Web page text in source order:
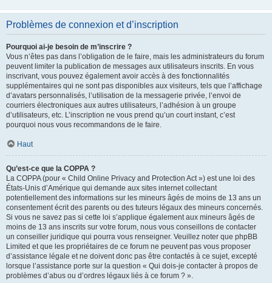
Problèmes de connexion et d’inscription
Pourquoi ai-je besoin de m’inscrire ?
Vous n’êtes pas dans l’obligation de le faire, mais les administrateurs du forum
peuvent limiter la publication de messages aux utilisateurs inscrits. En vous
inscrivant, vous pouvez également avoir accès à des fonctionnalités
supplémentaires qui ne sont pas disponibles aux visiteurs, tels que l’affichage
d’avatars personnalisés, l’utilisation de la messagerie privée, l’envoi de
courriers électroniques aux autres utilisateurs, l’adhésion à un groupe
d’utilisateurs, etc. L’inscription ne vous prend qu’un court instant, c’est
pourquoi nous vous recommandons de le faire.
Haut
Qu’est-ce que la COPPA ?
La COPPA (pour « Child Online Privacy and Protection Act ») est une loi des
États-Unis d’Amérique qui demande aux sites internet collectant
potentiellement des informations sur les mineurs âgés de moins de 13 ans un
consentement écrit des parents ou des tuteurs légaux des mineurs concernés.
Si vous ne savez pas si cette loi s’applique également aux mineurs âgés de
moins de 13 ans inscrits sur votre forum, nous vous conseillons de contacter
un conseiller juridique qui pourra vous renseigner. Veuillez noter que phpBB
Limited et que les propriétaires de ce forum ne peuvent pas vous proposer
d’assistance légale et ne doivent donc pas être contactés à ce sujet, excepté
lorsque l’assistance porte sur la question « Qui dois-je contacter à propos de
problèmes d’abus ou d’ordres légaux liés à ce forum ? ».